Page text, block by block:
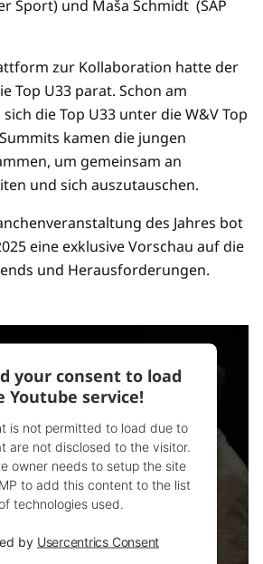
Sport) und Maša Schmidt (SAP
zur Kollaboration hatte der
Top U33 parat. Schon am
die Top U33 unter die W&V Top
kamen die jungen
um gemeinsam an
und sich auszutauschen.
des Jahres bot
eine exklusive Vorschau auf die
und Herausforderungen.
your consent to load
Youtube service!
is not permitted to load due to
are not disclosed to the visitor.
owner needs to setup the site
to add this content to the list
technologies used.
by Usercentrics Consent